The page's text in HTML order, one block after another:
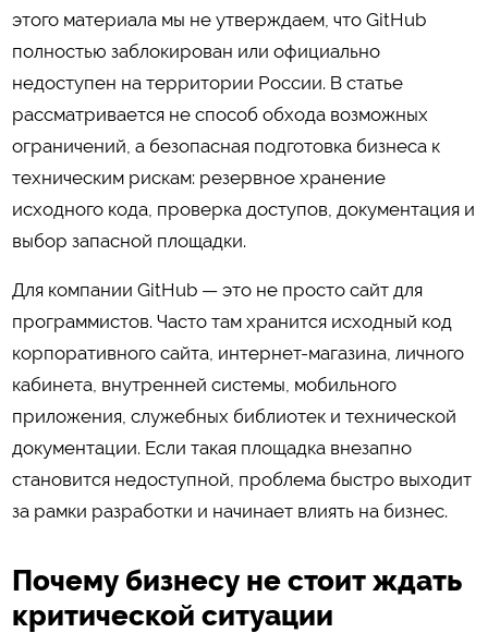
этого материала мы не утверждаем, что GitHub
полностью заблокирован или официально
недоступен на территории России. В статье
рассматривается не способ обхода возможных
ограничений, а безопасная подготовка бизнеса к
техническим рискам: резервное хранение
исходного кода, проверка доступов, документация и
выбор запасной площадки.
Для компании GitHub — это не просто сайт для
программистов. Часто там хранится исходный код
корпоративного сайта, интернет-магазина, личного
кабинета, внутренней системы, мобильного
приложения, служебных библиотек и технической
документации. Если такая площадка внезапно
становится недоступной, проблема быстро выходит
за рамки разработки и начинает влиять на бизнес.
Почему бизнесу не стоит ждать
критической ситуации